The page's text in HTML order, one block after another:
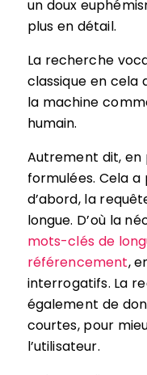
un doux
plus en détail.
La recherche
classique en cela
la machine
humain.
Autrement dit, en
formulées. Cela a
d’abord, la
longue. D’où la
mots-clés de
référencement,
interrogatifs. La
également de
courtes, pour
l’utilisateur.